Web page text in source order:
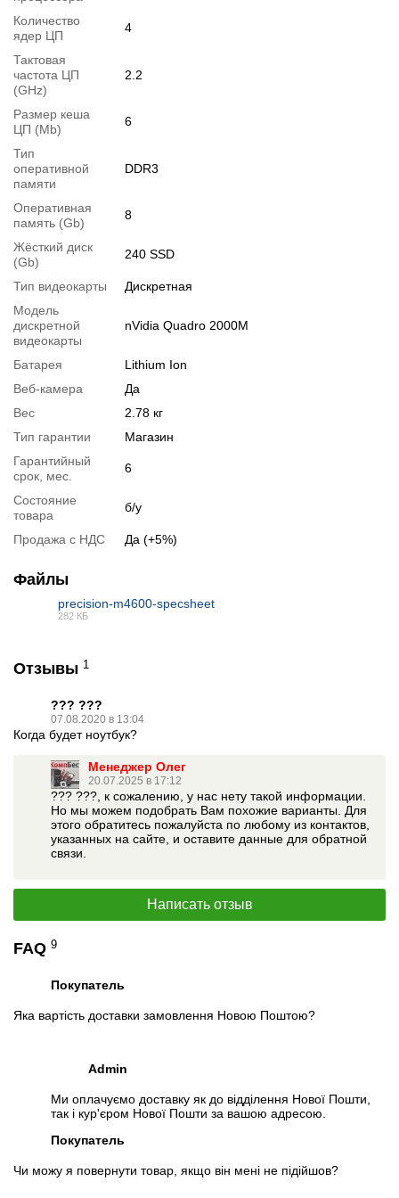
Перейти в начало обьявления >>
Написать на Email
Количество
ядер ЦП
4
Тактовая
частота ЦП
(GHz)
2.2
Размер кеша
ЦП (Mb)
6
Тип
оперативной
памяти
DDR3
Оперативная
память (Gb)
8
Жёсткий диск
(Gb)
240 SSD
Тип видеокарты
Дискретная
Модель
дискретной
видеокарты
nVidia Quadro 2000M
Батарея
Lithium Ion
Веб-камера
Да
Вес
2.78 кг
Тип гарантии
Магазин
Гарантийный
срок, мес.
6
Состояние
товара
б/у
Продажа с НДС Да (+5%)
Файлы
precision-m4600-specsheet
282 КБ
Отзывы 1
??? ???
07.08.2020 в 13:04
Когда будет ноутбук?
Менеджер Олег
20.07.2025 в 17:12
??? ???, к сожалению, у нас нету такой информации.
Но мы можем подобрать Вам похожие варианты. Для
этого обратитесь пожалуйста по любому из контактов,
указанных на сайте, и оставите данные для обратной
связи.
Написать отзыв
FAQ 9
Покупатель
Яка вартість доставки замовлення Новою Поштою?
Admin
Ми оплачуємо доставку як до відділення Нової Пошти,
так і кур'єром Нової Пошти за вашою адресою.
Покупатель
Чи можу я повернути товар, якщо він мені не підійшов?